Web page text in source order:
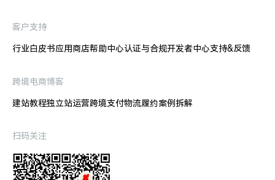
客户支持
行业白皮书应用商店帮助中心认证与合规开发者中心支持&反馈
跨境电商博客
建站教程独立站运营跨境支付物流履约案例拆解
扫码关注